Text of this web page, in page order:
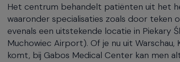
menu.
Het centrum behandelt patiënten uit het
waaronder specialisaties zoals door teken
evenals een uitstekende locatie in Piekary
Muchowiec Airport). Of je nu uit Warschau,
komt, bij Gabos Medical Center kan men